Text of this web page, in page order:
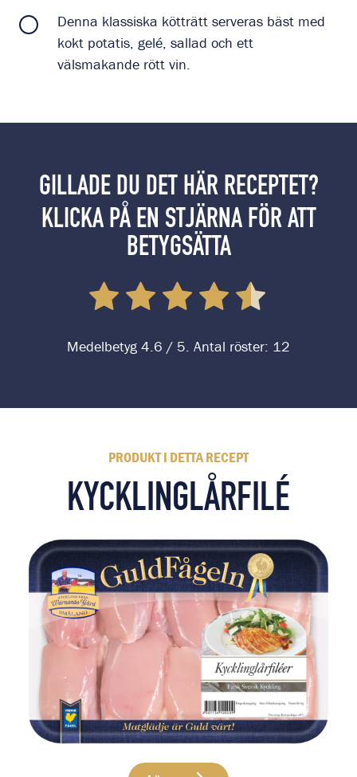
Denna klassiska kötträtt serveras bäst med
kokt potatis, gelé, sallad och ett
välsmakande rött vin.
GILLADE DU DET HÄR RECEPTET?
KLICKA PÅ EN STJÄRNA FÖR ATT
BETYGSÄTTA
Medelbetyg 4.6 / 5. Antal röster: 12
PRODUKT I DETTA RECEPT
KYCKLINGLÅRFILÉ